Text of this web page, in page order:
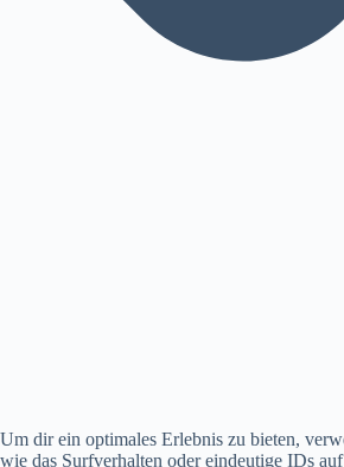
Um dir ein optimales Erlebnis zu bieten,
wie das Surfverhalten oder eindeutige IDs